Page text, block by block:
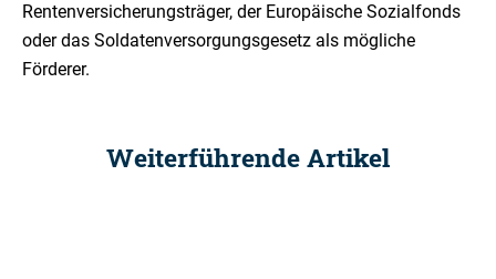
Rentenversicherungsträger, der Europäische Sozialfonds
oder das Soldatenversorgungsgesetz als mögliche
Förderer.
Weiterführende Artikel